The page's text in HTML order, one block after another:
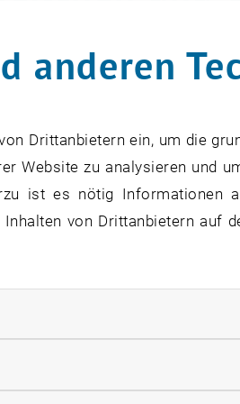
ist im Freihaus der
zu sehen.
sucht Antworten auf die
scheint sich diese Frage
"Teilchen und
Universität (TU) Wien vom 3.
von Theorie und
anderen
Drittanbietern ein, um die
Website zu analysieren und
ist es nötig Informationen
von Drittanbietern auf